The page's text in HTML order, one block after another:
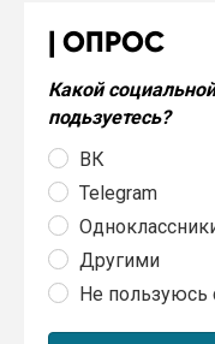
ОПРОС
Какой
подьзуетесь?
ВК
Telegram
Другими
Не пользуюсь